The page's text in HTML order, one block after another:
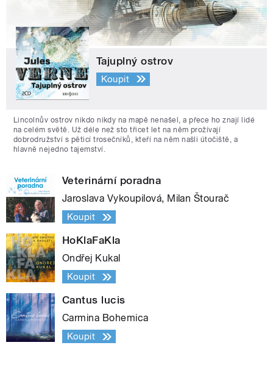
Tajuplný ostrov
Koupit
Lincolnův ostrov nikdo nikdy na mapě nenašel, a přece ho znají lidé
na celém světě. Už déle než sto třicet let na něm prožívají
dobrodružství s pěticí trosečníků, kteří na něm našli útočiště, a
hlavně nejedno tajemství.
Veterinární poradna
Jaroslava Vykoupilová, Milan Štourač
Koupit
HoKlaFaKla
Ondřej Kukal
Koupit
Cantus lucis
Carmina Bohemica
Koupit